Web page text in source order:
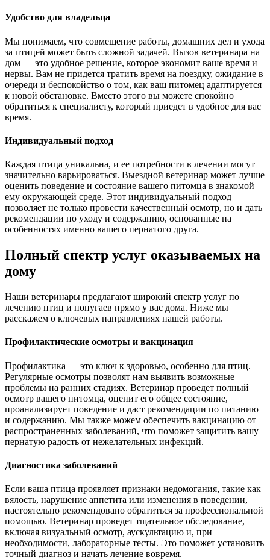
Удобство для владельца
Мы понимаем, что совмещение работы, домашних дел и ухода
за птицей может быть сложной задачей. Вызов ветеринара на
дом — это удобное решение, которое экономит ваше время и
нервы. Вам не придется тратить время на поездку, ожидание в
очереди и беспокойство о том, как ваш питомец адаптируется
к новой обстановке. Вместо этого вы можете спокойно
обратиться к специалисту, который приедет в удобное для вас
время.
Индивидуальный подход
Каждая птица уникальна, и ее потребности в лечении могут
значительно варьироваться. Выездной ветеринар может лучше
оценить поведение и состояние вашего питомца в знакомой
ему окружающей среде. Этот индивидуальный подход
позволяет не только провести качественный осмотр, но и дать
рекомендации по уходу и содержанию, основанные на
особенностях именно вашего пернатого друга.
Полный спектр услуг оказываемых на
дому
Наши ветеринары предлагают широкий спектр услуг по
лечению птиц и попугаев прямо у вас дома. Ниже мы
расскажем о ключевых направлениях нашей работы.
Профилактические осмотры и вакцинация
Профилактика — это ключ к здоровью, особенно для птиц.
Регулярные осмотры позволят нам выявить возможные
проблемы на ранних стадиях. Ветеринар проведет полный
осмотр вашего питомца, оценит его общее состояние,
проанализирует поведение и даст рекомендации по питанию
и содержанию. Мы также можем обеспечить вакцинацию от
распространенных заболеваний, что поможет защитить вашу
пернатую радость от нежелательных инфекций.
Диагностика заболеваний
Если ваша птица проявляет признаки недомогания, такие как
вялость, нарушение аппетита или изменения в поведении,
настоятельно рекомендовано обратиться за профессиональной
помощью. Ветеринар проведет тщательное обследование,
включая визуальный осмотр, аускультацию и, при
необходимости, лабораторные тесты. Это поможет установить
точный диагноз и начать лечение вовремя.